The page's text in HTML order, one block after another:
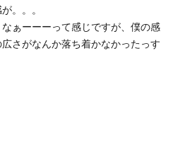
。。。
ぁーーーって感じですが、僕の感
さがなんか落ち着かなかったっす